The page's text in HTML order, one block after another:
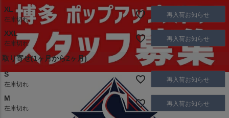
XL
在庫切れ
再入荷お知らせ
XXL
在庫切れ
再入荷お知らせ
取り寄せ(1ヶ月から2ヶ月)
S
在庫切れ
再入荷お知らせ
M
在庫切れ
再入荷お知らせ